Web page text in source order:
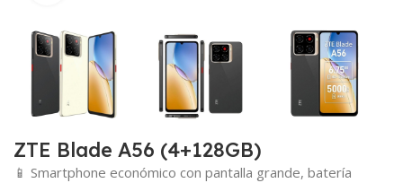
ZTE Blade A56 (4+128GB)
📱 Smartphone económico con pantalla grande, batería